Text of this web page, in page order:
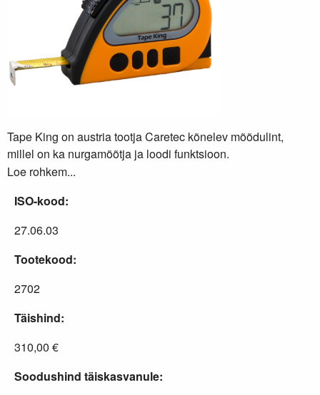
Tape King on austria tootja Caretec kõnelev mõõdulint,
millel on ka nurgamõõtja ja loodi funktsioon.
Loe rohkem...
ISO-kood:
27.06.03
Tootekood:
2702
Täishind:
310,00 €
Soodushind täiskasvanule: